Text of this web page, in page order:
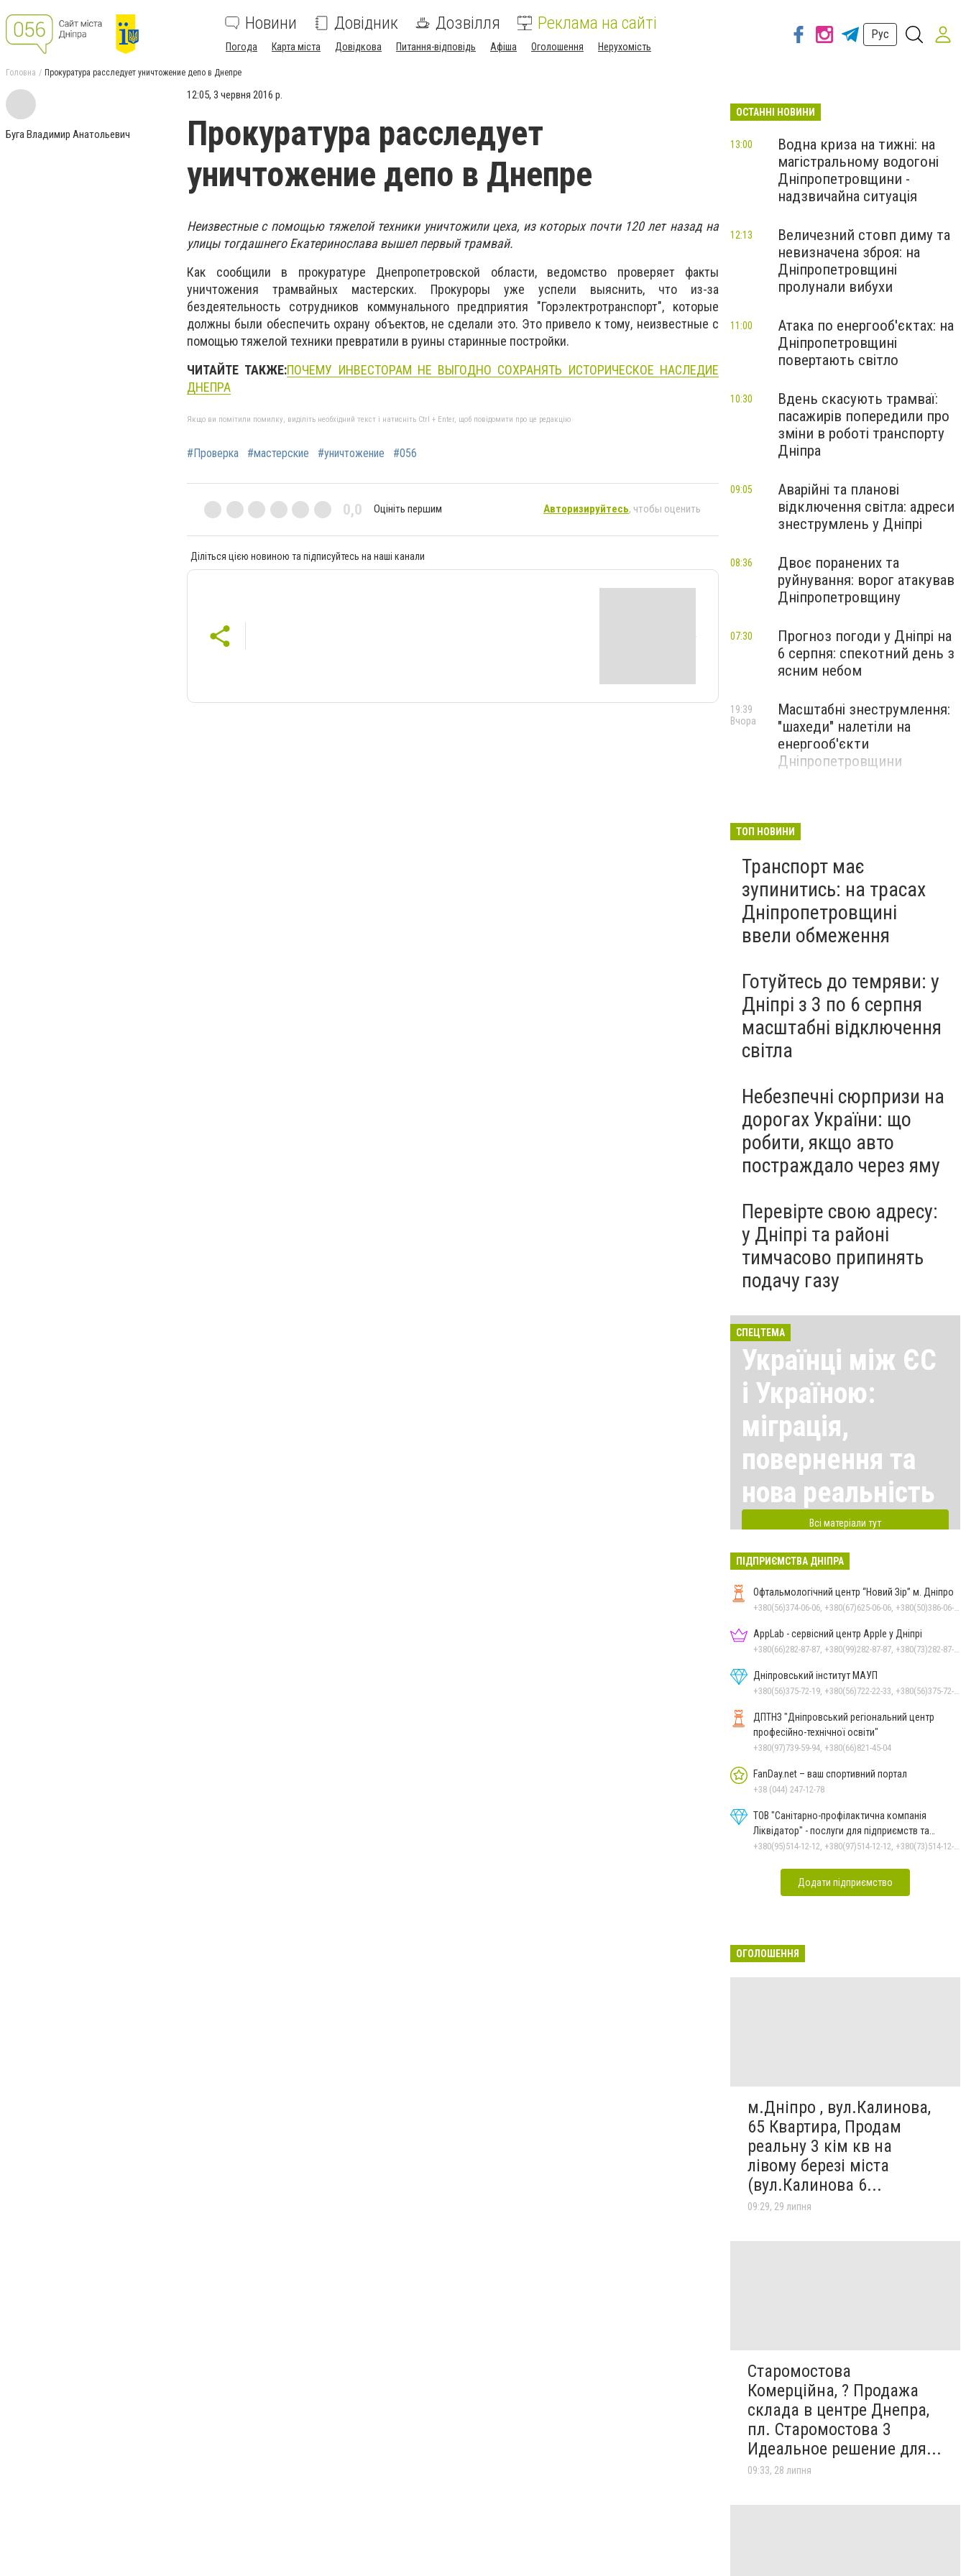
Новини Довідник Дозвілля Реклама на сайті
Погода Карта міста Довідкова Питання-відповідь Афіша Оголошення Нерухомість
Рус
Головна Прокуратура расследует уничтожение депо в Днепре
Буга Владимир Анатольевич
12:05, 3 червня 2016 р.
Прокуратура расследует
уничтожение депо в Днепре
Неизвестные с помощью тяжелой техники уничтожили цеха, из которых почти 120 лет назад на
улицы тогдашнего Екатеринослава вышел первый трамвай.
Как сообщили в прокуратуре Днепропетровской области, ведомство проверяет факты
уничтожения трамвайных мастерских. Прокуроры уже успели выяснить, что из-за
бездеятельность сотрудников коммунального предприятия "Горэлектротранспорт", которые
должны были обеспечить охрану объектов, не сделали это. Это привело к тому, неизвестные с
помощью тяжелой техники превратили в руины старинные постройки.
ЧИТАЙТЕ ТАКЖЕ:ПОЧЕМУ ИНВЕСТОРАМ НЕ ВЫГОДНО СОХРАНЯТЬ ИСТОРИЧЕСКОЕ НАСЛЕДИЕ
ДНЕПРА
Якщо ви помітили помилку, виділіть необхідний текст і натисніть Ctrl + Enter, щоб повідомити про це редакцію
#Проверка #мастерские #уничтожение #056
0,0 Оцініть першим Авторизируйтесь, чтобы оценить
Діліться цією новиною та підписуйтесь на наші канали
ОСТАННІ НОВИНИ
Водна криза на тижні: на
магістральному водогоні
Дніпропетровщини -
надзвичайна ситуація
13:00
Величезний стовп диму та
невизначена зброя: на
Дніпропетровщині
пролунали вибухи
12:13
Атака по енергооб'єктах: на
Дніпропетровщині
повертають світло
11:00
Вдень скасують трамваї:
пасажирів попередили про
зміни в роботі транспорту
Дніпра
10:30
Аварійні та планові
відключення світла: адреси
знеструмлень у Дніпрі
09:05
Двоє поранених та
руйнування: ворог атакував
Дніпропетровщину
08:36
Прогноз погоди у Дніпрі на
6 серпня: спекотний день з
ясним небом
07:30
Масштабні знеструмлення:
"шахеди" налетіли на
енергооб'єкти
Дніпропетровщини
19:39
Вчора
ТОП НОВИНИ
Транспорт має
зупинитись: на трасах
Дніпропетровщині
ввели обмеження
Готуйтесь до темряви: у
Дніпрі з 3 по 6 серпня
масштабні відключення
світла
Небезпечні сюрпризи на
дорогах України: що
робити, якщо авто
постраждало через яму
Перевірте свою адресу:
у Дніпрі та районі
тимчасово припинять
подачу газу
СПЕЦТЕМА
Українці між ЄС
і Україною:
міграція,
повернення та
нова реальність
Всі матеріали тут
ПІДПРИЄМСТВА ДНІПРА
Офтальмологічний центр “Новий Зір” м. Дніпро
AppLab - сервісний центр Apple у Дніпрі
Дніпровський інститут МАУП
ДПТНЗ "Дніпровський регіональний центр
професійно-технічної освіти"
+380(97)739-59-94, +380(66)821-45-04
FanDay.net – ваш спортивний портал
+38 (044) 247-12-78
ТОВ "Санітарно-профілактична компанія
Ліквідатор" - послуги для підприємств та
населення
Додати підприємство
ОГОЛОШЕННЯ
м.Дніпро , вул.Калинова,
65 Квартира, Продам
реальну 3 кім кв на
лівому березі міста
(вул.Калинова 6...
09:29, 29 липня
Старомостова
Комерційна, ? Продажа
склада в центре Днепра,
пл. Старомостова 3
Идеальное решение для...
09:33, 28 липня